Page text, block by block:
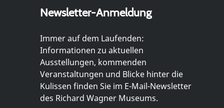
Newsletter-Anmeldung
Immer auf dem Laufenden:
Informationen zu aktuellen
Ausstellungen, kommenden
Veranstaltungen und Blicke hinter die
Kulissen finden Sie im E-Mail-Newsletter
des Richard Wagner Museums.